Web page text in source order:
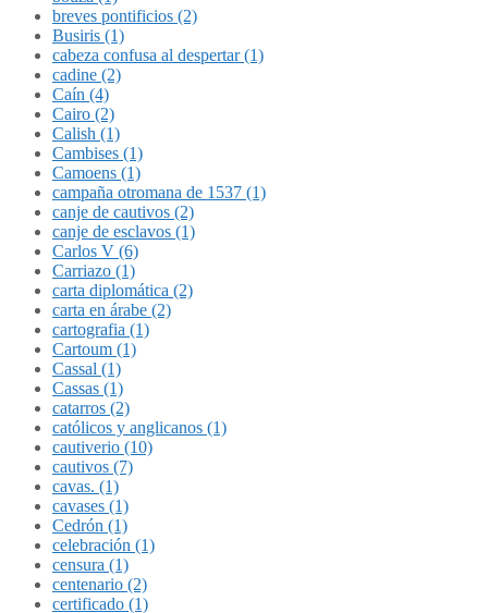
breves pontificios (2)
Busiris (1)
cabeza confusa al despertar (1)
cadine (2)
Caín (4)
Cairo (2)
Calish (1)
Cambises (1)
Camoens (1)
campaña otromana de 1537 (1)
canje de cautivos (2)
canje de esclavos (1)
Carlos V (6)
Carriazo (1)
carta diplomática (2)
carta en árabe (2)
cartografia (1)
Cartoum (1)
Cassal (1)
Cassas (1)
catarros (2)
católicos y anglicanos (1)
cautiverio (10)
cautivos (7)
cavas. (1)
cavases (1)
Cedrón (1)
celebración (1)
censura (1)
centenario (2)
certificado (1)